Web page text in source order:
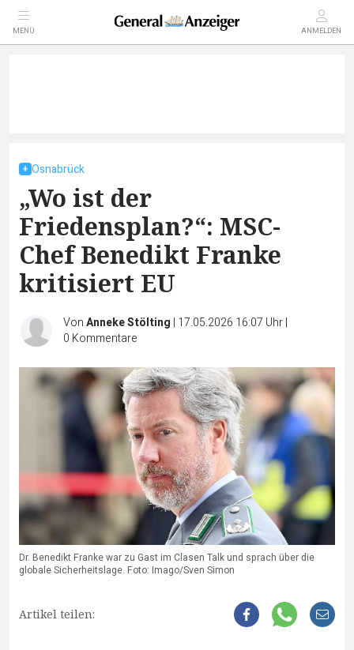
MENÜ ANMELDEN
Osnabrück
„Wo ist der
Friedensplan?“: MSC-
Chef Benedikt Franke
kritisiert EU
VonAnneke Stölting | 17.05.2026 16:07 Uhr|
0 Kommentare
Dr. Benedikt Franke war zu Gast im Clasen Talk und sprach über die
globale Sicherheitslage. Foto: Imago/Sven Simon
Artikel teilen: